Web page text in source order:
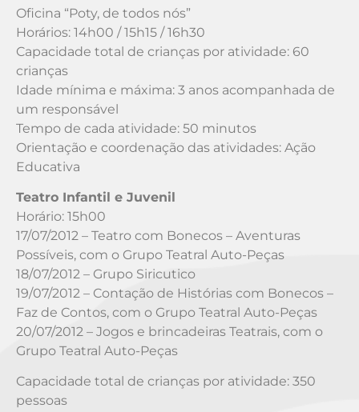
Oficina “Poty, de todos nós”
Horários: 14h00 / 15h15 / 16h30
Capacidade total de crianças por atividade: 60
crianças
Idade mínima e máxima: 3 anos acompanhada de
um responsável
Tempo de cada atividade: 50 minutos
Orientação e coordenação das atividades: Ação
Educativa
Teatro Infantil e Juvenil
Horário: 15h00
17/07/2012 – Teatro com Bonecos – Aventuras
Possíveis, com o Grupo Teatral Auto-Peças
18/07/2012 – Grupo Siricutico
19/07/2012 – Contação de Histórias com Bonecos –
Faz de Contos, com o Grupo Teatral Auto-Peças
20/07/2012 – Jogos e brincadeiras Teatrais, com o
Grupo Teatral Auto-Peças
Capacidade total de crianças por atividade: 350
pessoas